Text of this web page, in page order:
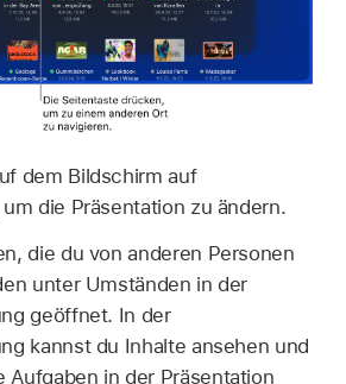
dem Bildschirm auf
um die Präsentation zu ändern.
die du von anderen Personen
unter Umständen in der
geöffnet. In der
kannst du Inhalte ansehen und
Aufgaben in der Präsentation